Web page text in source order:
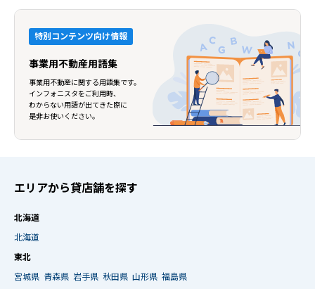
特別コンテンツ向け情報
事業用不動産用語集
事業用不動産に関する用語集です。
インフォニスタをご利用時、
わからない用語が出てきた際に
是非お使いください。
エリアから貸店舗を探す
北海道
北海道
東北
宮城県 青森県 岩手県 秋田県 山形県 福島県